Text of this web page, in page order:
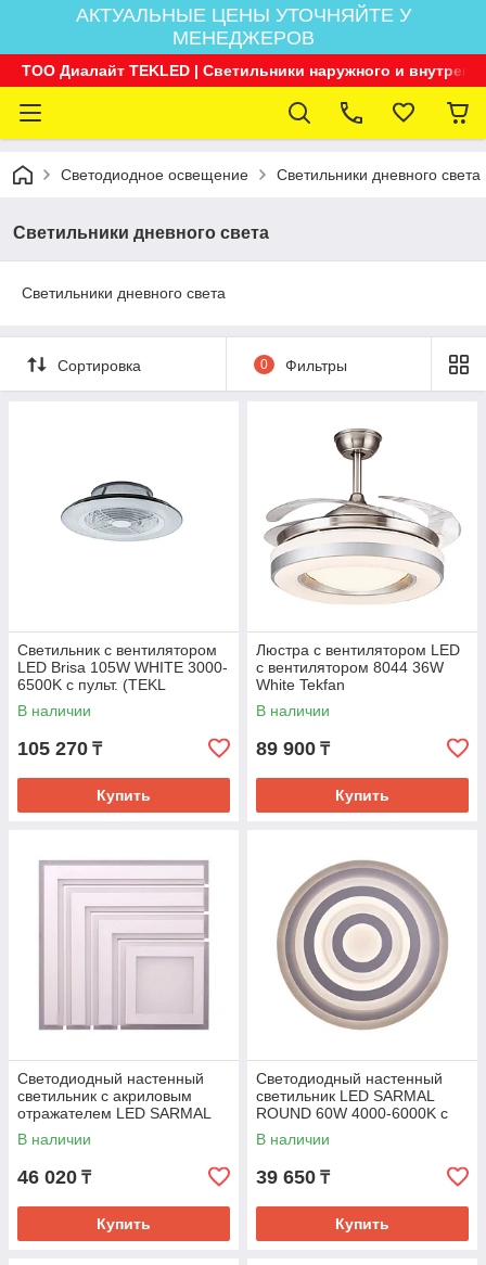
АКТУАЛЬНЫЕ ЦЕНЫ УТОЧНЯЙТЕ У
МЕНЕДЖЕРОВ
ТОО Диалайт TEKLED | Светильники наружного и
Светодиодное освещение Светильники дневного света
Светильники дневного света
Светильники дневного света
Сортировка 0 Фильтры
Светильник с вентилятором
LED Brisa 105W WHITE 3000-
6500K с пульт. (TEKL
В наличии
105 270 ₸
Купить
Люстра с вентилятором LED
с вентилятором 8044 36W
White Tekfan
В наличии
89 900 ₸
Купить
Светодиодный настенный
светильник с акриловым
отражателем LED SARMAL
KVADRO 80W 4000-6000K с
пультом 2Colors (
В наличии
46 020 ₸
Купить
Светодиодный настенный
светильник LED SARMAL
ROUND 60W 4000-6000K с
пультом 2Colors (TEKLED)
1шт
В наличии
39 650 ₸
Купить